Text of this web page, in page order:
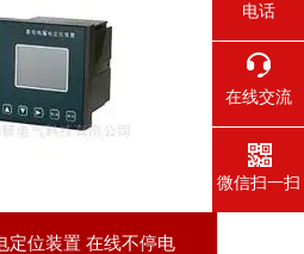
定位装置 在线不停电
电话
在线交流
微信扫一扫